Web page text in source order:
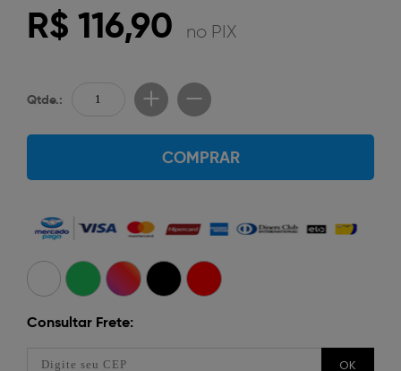
R$ 116,90 no PIX
Qtde.:
COMPRAR
Consultar Frete:
OK